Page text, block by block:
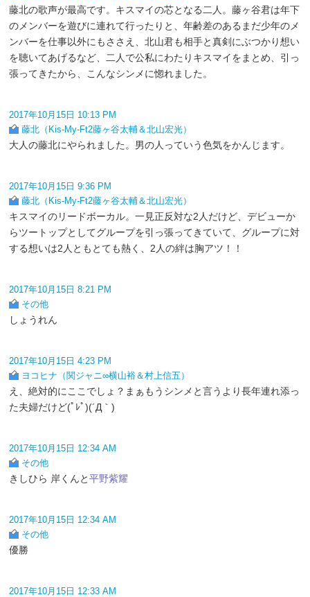
藤北の歌声が最高です。キスマイの芯となる二人。藤ヶ谷君は年下
のメンバーを遊びに連れて行ったりと、年齢差のあるまだ少年のメ
ンバーを仕事以外にもささえ、北山君も相手と真剣にぶつかり想い
を聴いてあげるなど、二人で公私にわたりキスマイをまとめ、引っ
張ってきたから、こんなシンメに惚れました。
2017年10月15日 10:13 PM
藤北（Kis-My-Ft2藤ヶ谷太輔＆北山宏光）
大人の藤北にやられました。男の人っていう色気をかんじます。
2017年10月15日 9:36 PM
藤北（Kis-My-Ft2藤ヶ谷太輔＆北山宏光）
キスマイのリードボーカル。一見正反対な2人だけど、デビューか
らツートップとしてグループを引っ張ってきていて、グループに対
する想いは2人ともとても熱く、2人の絆は胸アツ！！
2017年10月15日 8:21 PM
その他
しょうれん
2017年10月15日 4:23 PM
ヨコヒナ（関ジャニ∞横山裕＆村上信五）
え、絶対的にここでしょ？まぁもうシンメと言うより長年連れ添っ
た夫婦だけど(ﾟﾚﾟ)(´Д｀)
2017年10月15日 12:34 AM
その他
きしひら 岸くんと平野紫耀
2017年10月15日 12:34 AM
その他
優勝
2017年10月15日 12:33 AM